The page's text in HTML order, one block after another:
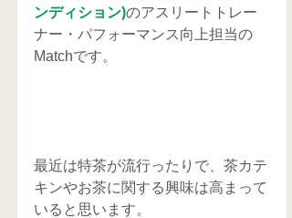
ンディション)のアスリートトレー
ナー・パフォーマンス向上担当の
Matchです。
最近は特茶が流行ったりで、茶カテ
キンやお茶に関する興味は高まって
いると思います。